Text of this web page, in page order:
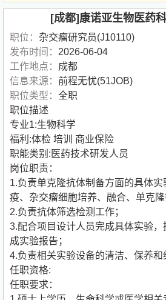
[成都]康诺亚生物医药
职位： 杂交瘤研究员(J10110)
发布时间： 2026-06-04
工作地点： 成都
信息来源： 前程无忧(51JOB)
职位类型： 全职
职位描述
专业1:生物科学
福利:体检 培训 商业保险
职能类别:医药技术研发人员
岗位职责：
1.负责单克隆抗体制备方面的具体
疫、杂交瘤细胞培养、融合、单克隆
2.负责抗体筛选检测工作；
3.配合项目设计人员完成具体实验
成实验报告；
4.负责相关实验设备的清洁、保养和
任职资格:
任职要求：